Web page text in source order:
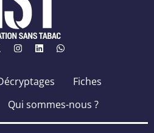
Fiches
Qui sommes-nous ?